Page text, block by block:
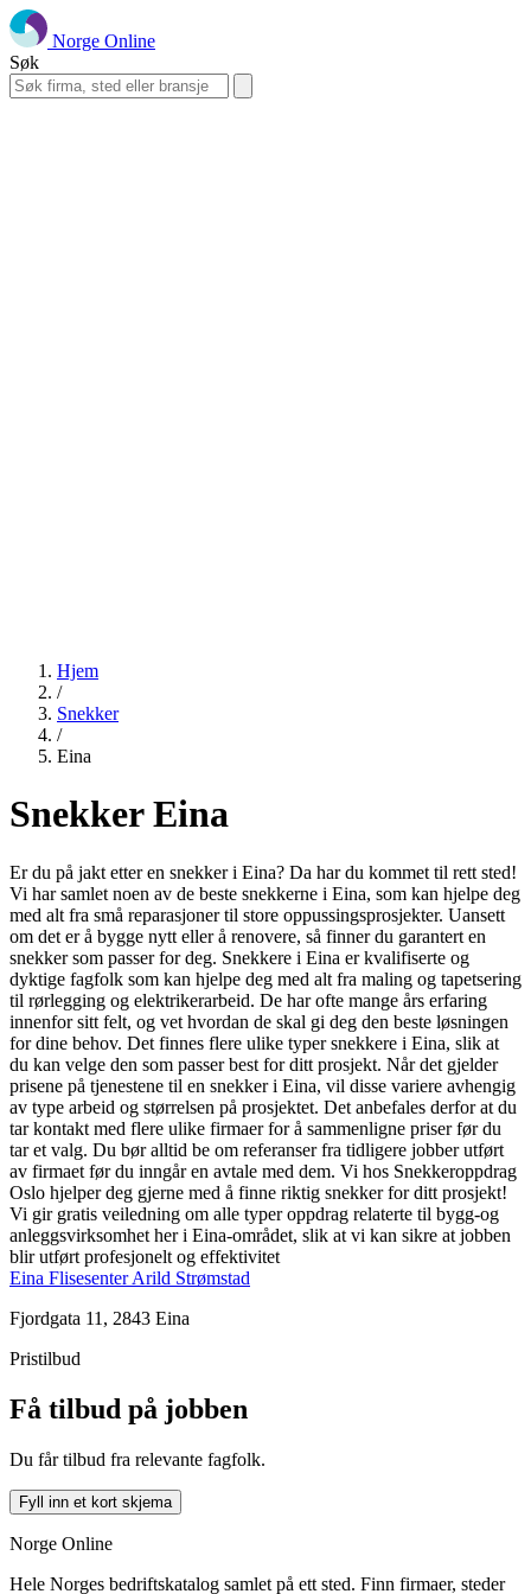
Norge Online
Søk
Hjem
/
Snekker
/
Eina
Snekker Eina
Er du på jakt etter en snekker i Eina? Da har du kommet til rett sted!
Vi har samlet noen av de beste snekkerne i Eina, som kan hjelpe deg
med alt fra små reparasjoner til store oppussingsprosjekter. Uansett
om det er å bygge nytt eller å renovere, så finner du garantert en
snekker som passer for deg. Snekkere i Eina er kvalifiserte og
dyktige fagfolk som kan hjelpe deg med alt fra maling og tapetsering
til rørlegging og elektrikerarbeid. De har ofte mange års erfaring
innenfor sitt felt, og vet hvordan de skal gi deg den beste løsningen
for dine behov. Det finnes flere ulike typer snekkere i Eina, slik at
du kan velge den som passer best for ditt prosjekt. Når det gjelder
prisene på tjenestene til en snekker i Eina, vil disse variere avhengig
av type arbeid og størrelsen på prosjektet. Det anbefales derfor at du
tar kontakt med flere ulike firmaer for å sammenligne priser før du
tar et valg. Du bør alltid be om referanser fra tidligere jobber utført
av firmaet før du inngår en avtale med dem. Vi hos Snekkeroppdrag
Oslo hjelper deg gjerne med å finne riktig snekker for ditt prosjekt!
Vi gir gratis veiledning om alle typer oppdrag relaterte til bygg-og
anleggsvirksomhet her i Eina-området, slik at vi kan sikre at jobben
blir utført profesjonelt og effektivitet
Eina Flisesenter Arild Strømstad
Fjordgata 11, 2843 Eina
Pristilbud
Få tilbud på jobben
Du får tilbud fra relevante fagfolk.
Fyll inn et kort skjema
Norge Online
Hele Norges bedriftskatalog samlet på ett sted. Finn firmaer, steder